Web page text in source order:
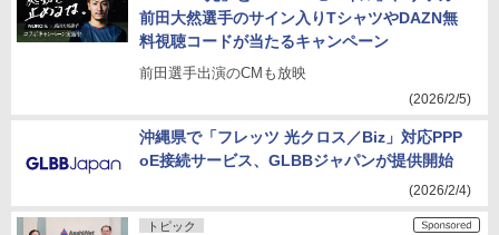
前田大然選手のサイン入りTシャツやDAZN無
料視聴コードが当たるキャンペーン
前田選手出演のCMも放映
(2026/2/5)
沖縄県で「フレッツ 光クロス／Biz」対応PPP
oE接続サービス、GLBBジャパンが提供開始
(2026/2/4)
トピック